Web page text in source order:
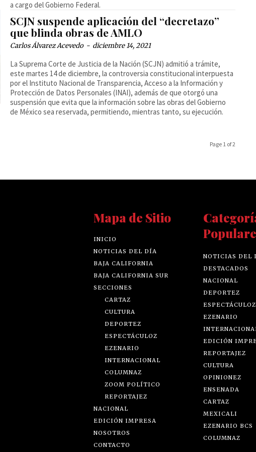
a cargo del Gobierno Federal.
SCJN suspende aplicación del “decretazo”
que blinda obras de AMLO
Carlos Álvarez Acevedo - diciembre 14, 2021
La Suprema Corte de Justicia de la Nación (SCJN) admitió a trámite,
este martes 14 de diciembre, la controversia constitucional interpuesta
por el Instituto Nacional de Transparencia, Acceso a la Información y
Protección de Datos Personales (INAI), además de que otorgó una
suspensión que evita que la información sobre las obras del Gobierno
de México sea reservada, permitiendo, mientras tanto, su ejecución.
Page 1 of 2
Mapa de Sitio
INICIO
NOTICIAS DEL DÍA
BAJA CALIFORNIA
BAJA CALIFORNIA SUR
SECCIONES
CARTAZ
CULTURA
DEPORTEZ
ESPECTÁCULOZ
EZENARIO
INTERNACIONAL
COLUMNAZ
ZOOM POLÍTICO
REPORTAJEZ
NACIONAL
EDICIÓN IMPRESA
NOSOTROS
CONTACTO
NOTICIAS DEL
DESTACADOS
NACIONAL
DEPORTEZ
ESPECTÁCULOZ
EZENARIO
EDICIÓN
REPORTAJEZ
CULTURA
OPINIONEZ
ENSENADA
CARTAZ
MEXICALI
EZENARIO BCS
COLUMNAZ